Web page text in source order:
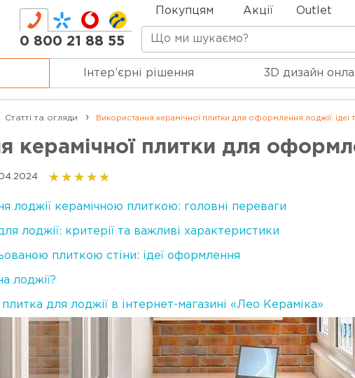
Покупцям Акції Outlet
0 800 21 88 55
Інтер’єрні рішення 3D дизайн
Статті та огляди Використання керамічної плитки для оформлення лоджії: ідеї
керамічної плитки для
лоджії керамічною плиткою: головні переваги
лоджії: критерії та важливі характеристики
плиткою стіни: ідеї оформлення
лоджії?
для лоджії в інтернет-магазині «Лео Кераміка»